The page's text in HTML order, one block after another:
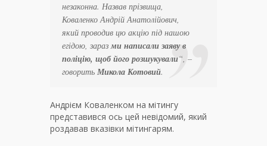
незаконна. Назвав прізвища,
Коваленко Андрій Анатолійович,
який проводив цю акцію під нашою
егідою, заразми написали заяву в
поліцію, щоб його розшукували“, –
говорить Микола Котовий.
Андрієм Коваленком на мітингу
представився ось цей невідомий, який
роздавав вказівки мітингарям.